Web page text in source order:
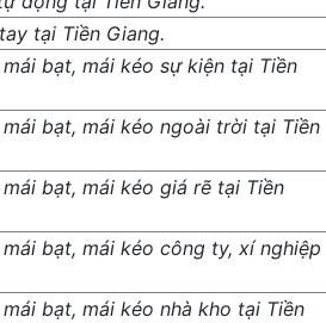
tại Tiền Giang.
bạt, mái kéo sự kiện tại Tiền
bạt, mái kéo ngoài trời tại Tiền
bạt, mái kéo giá rẽ tại Tiền
bạt, mái kéo công ty, xí nghiệp
bạt, mái kéo nhà kho tại Tiền